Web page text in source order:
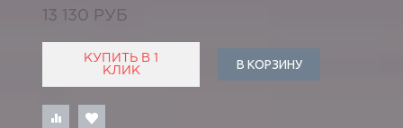
13 130 РУБ
КУПИТЬ В 1
КЛИК
В КОРЗИНУ